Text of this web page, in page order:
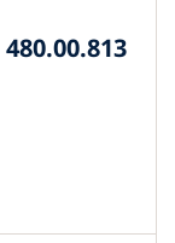
480.00.813